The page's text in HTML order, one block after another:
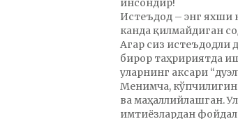
инсондир!
Истеъдод – энг яхши
канда қилмайдиган
Агар сиз истеъдодли
бирор таҳририятда
уларнинг аксари
Менимча,
ва маҳаллийлашган.
имтиёзлардан